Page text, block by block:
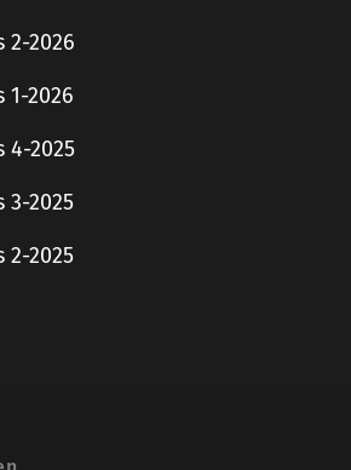
2-2026
1-2026
4-2025
3-2025
2-2025